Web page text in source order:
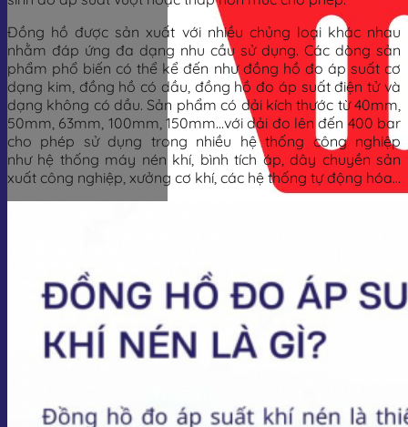
Đồng hồ được sản xuất với nhiều chủng loại khác nhau
nhằm đáp ứng đa dạng nhu cầu sử dụng. Các dòng sản
phẩm phổ biến có thể kể đến như đồng hồ đo áp suất cơ
dạng kim, đồng hồ có dầu, đồng hồ đo áp suất điện tử và
dạng không có dầu. Sản phẩm có dải kích thước từ 40mm,
50mm, 63mm, 100mm, 150mm…với dải đo lên đến 400 bar
cho phép sử dụng trong nhiều hệ thống công nghiệp
như hệ thống máy nén khí, bình tích áp, dây chuyền sản
xuất công nghiệp, xưởng cơ khí, các hệ thống tự động hóa…